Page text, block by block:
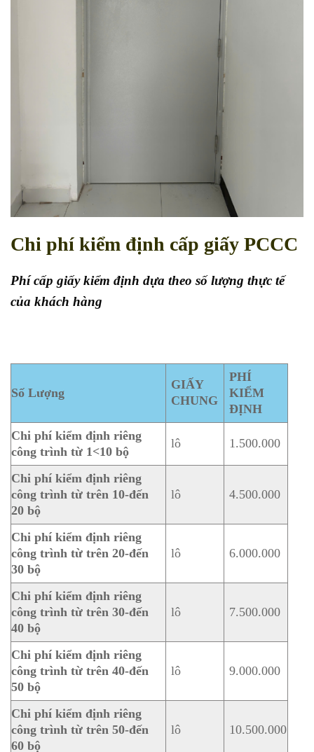
Chi phí kiểm định cấp giấy PCCC
Phí cấp giấy kiểm định dựa theo số lượng thực tế
của khách hàng
Số Lượng
GIẤY
CHUNG
PHÍ
KIỂM
ĐỊNH
Chi phí kiểm định riêng
công trình từ 1<10 bộ
lô 1.500.000
Chi phí kiểm định riêng
công trình từ trên 10-đến
20 bộ
lô 4.500.000
Chi phí kiểm định riêng
công trình từ trên 20-đến
30 bộ
lô 6.000.000
Chi phí kiểm định riêng
công trình từ trên 30-đến
40 bộ
lô 7.500.000
Chi phí kiểm định riêng
công trình từ trên 40-đến
50 bộ
lô 9.000.000
Chi phí kiểm định riêng
công trình từ trên 50-đến
60 bộ
lô 10.500.000